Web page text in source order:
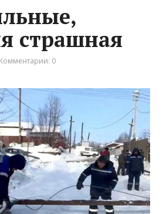
страшная
Комментарии: 0